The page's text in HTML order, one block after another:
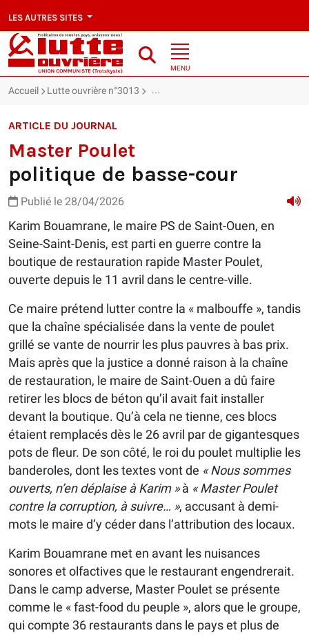
LES AUTRES SITES
MENU
Accueil Lutte ouvrière n°3013 Master Poulet : politique de basse-
ARTICLE DU JOURNAL
Master Poulet
politique de basse-cour
Publié le 28/04/2026
Karim Bouamrane, le maire PS de Saint-Ouen, en
Seine-Saint-Denis, est parti en guerre contre la
boutique de restauration rapide Master Poulet,
ouverte depuis le 11 avril dans le centre-ville.
Ce maire prétend lutter contre la « malbouffe », tandis
que la chaîne spécialisée dans la vente de poulet
grillé se vante de nourrir les plus pauvres à bas prix.
Mais après que la justice a donné raison à la chaîne
de restauration, le maire de Saint-Ouen a dû faire
retirer les blocs de béton qu’il avait fait installer
devant la boutique. Qu’à cela ne tienne, ces blocs
étaient remplacés dès le 26 avril par de gigantesques
pots de fleur. De son côté, le roi du poulet multiplie les
banderoles, dont les textes vont de « Nous sommes
ouverts, n’en déplaise à Karim »à « Master Poulet
contre la corruption, à suivre… », accusant à demi-
mots le maire d’y céder dans l’attribution des locaux.
Karim Bouamrane met en avant les nuisances
sonores et olfactives que le restaurant engendrerait.
Dans le camp adverse, Master Poulet se présente
comme le « fast-food du peuple », alors que le groupe,
qui compte 36 restaurants dans le pays et plus de